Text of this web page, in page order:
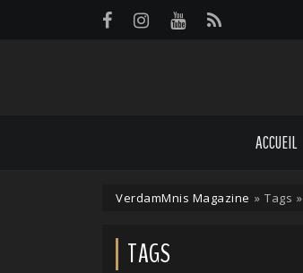
ACCUEIL
VerdamMnis Magazine » Tags »
TAGS
Panneau de gestion des cookies